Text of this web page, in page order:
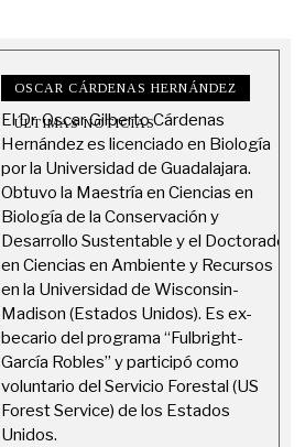
OSCAR CÁRDENAS HERNÁNDEZ
ÚLTIMAS NOTICIAS
El Dr. Oscar Gilberto Cárdenas
Hernández es licenciado en Biología
por la Universidad de Guadalajara.
Obtuvo la Maestría en Ciencias en
Biología de la Conservación y
Desarrollo Sustentable y el Doctorado
en Ciencias en Ambiente y Recursos
en la Universidad de Wisconsin-
Madison (Estados Unidos). Es ex-
becario del programa “Fulbright-
García Robles” y participó como
voluntario del Servicio Forestal (US
Forest Service) de los Estados
Unidos.